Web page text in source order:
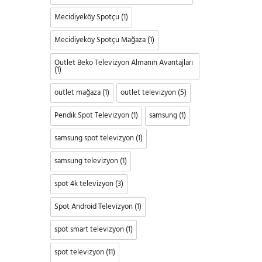
Mecidiyeköy Spotçu (1)
Mecidiyeköy Spotçu Mağaza(1)
Outlet Beko Televizyon Almanın Avantajları
(1)
outlet mağaza(1) outlet televizyon(5)
Pendik Spot Televizyon(1) samsung(1)
samsung spot televizyon(1)
samsung televizyon(1)
spot 4k televizyon(3)
Spot Android Televizyon(1)
spot smart televizyon(1)
spot televizyon(11)